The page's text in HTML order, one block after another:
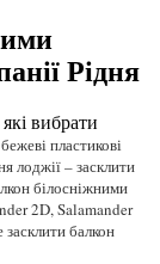
Рідня
які вибрати
пластикові
лоджії – засклити
білосніжними
2D, Salamander
балкон